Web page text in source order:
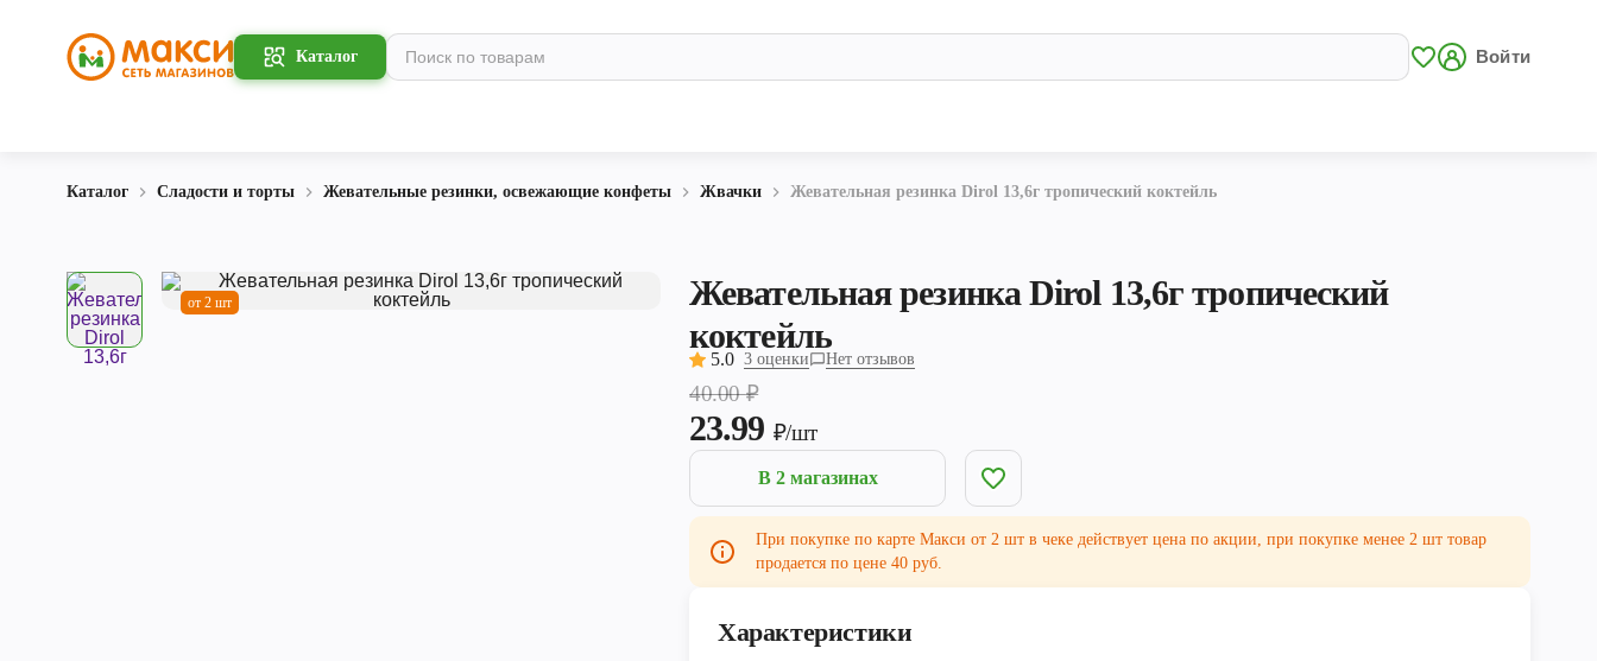
Каталог Войти
Каталог Сладости и торты Жевательные резинки, освежающие конфеты Жвачки Жевательная резинка Dirol 13,6г тропический коктейль
от 2 шт
Жевательная резинка Dirol 13,6г тропический
коктейль
5.0 3 оценки Нет отзывов
40.00₽
23.99 ₽/шт
В 2 магазинах
При покупке по карте Макси от 2 шт в чеке действует цена по акции, при покупке менее 2 шт товар
продается по цене 40 руб.
Характеристики